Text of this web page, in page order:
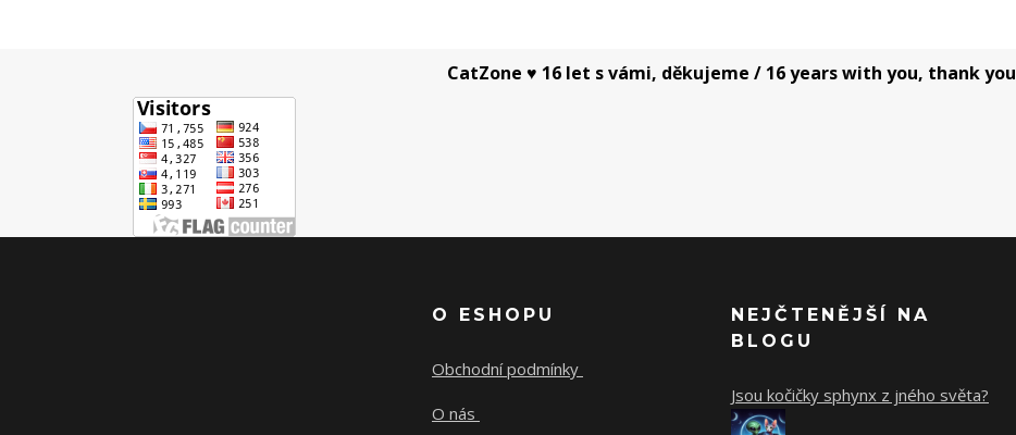
CatZone ♥ 16 let s vámi, děkujeme / 16 years with you, thank you
O ESHOPU
Obchodní podmínky
O nás
NEJČTENĚJŠÍ NA
BLOGU
Jsou kočičky sphynx z jného světa?